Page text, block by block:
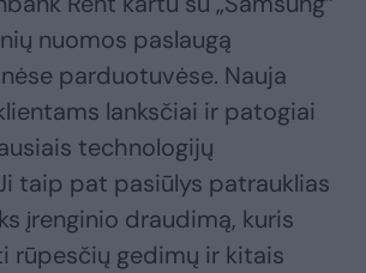
nuomos paslaugą
parduotuvėse. Nauja
lanksčiai ir patogiai
technologijų
taip pat pasiūlys patrauklias
įrenginio draudimą, kuris
rūpesčių gedimų ir kitais